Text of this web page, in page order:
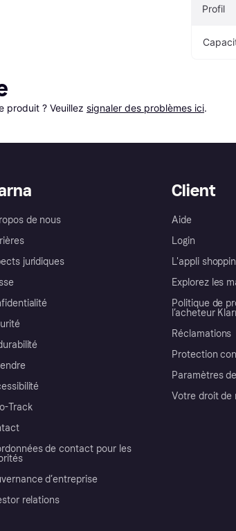
Profil
produit ? Veuillez signaler des problèmes ici.
de nous
juridiques
Track
de contact pour les
d’entreprise
relations
Client
Aide
Login
L'appli
Explorez les
Politique de
l’acheteur
Réclamations
Protection
Paramètres
Votre droit de